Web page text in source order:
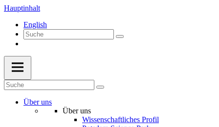
Hauptinhalt
English
Über uns
Über uns
Wissenschaftliches Profil